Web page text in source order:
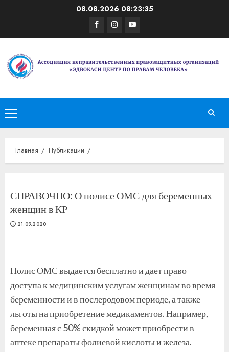
08.08.2026 08:23:36
Facebook
Instagram
Youtube
Основное
меню
Главная Публикации
СПРАВОЧНО: О полисе ОМС для беременных
женщин в КР
21.09.2020
Полис ОМС выдается бесплатно и дает право
доступа к медицинским услугам женщинам во время
беременности и в послеродовом периоде, а также
льготы на приобретение медикаментов. Например,
беременная с 50% скидкой может приобрести в
аптеке препараты фолиевой кислоты и железа.